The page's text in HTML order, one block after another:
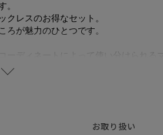
。
クレスのお得なセット。
が魅力のひとつです。
ーディネートによって使い分けられる
て調整しております。お取り扱い